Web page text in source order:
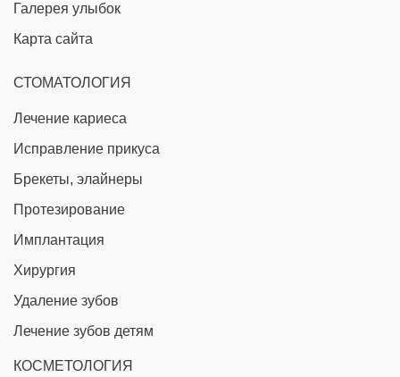
Галерея улыбок
Карта сайта
СТОМАТОЛОГИЯ
Лечение кариеса
Исправление прикуса
Брекеты, элайнеры
Протезирование
Имплантация
Хирургия
Удаление зубов
Лечение зубов детям
КОСМЕТОЛОГИЯ